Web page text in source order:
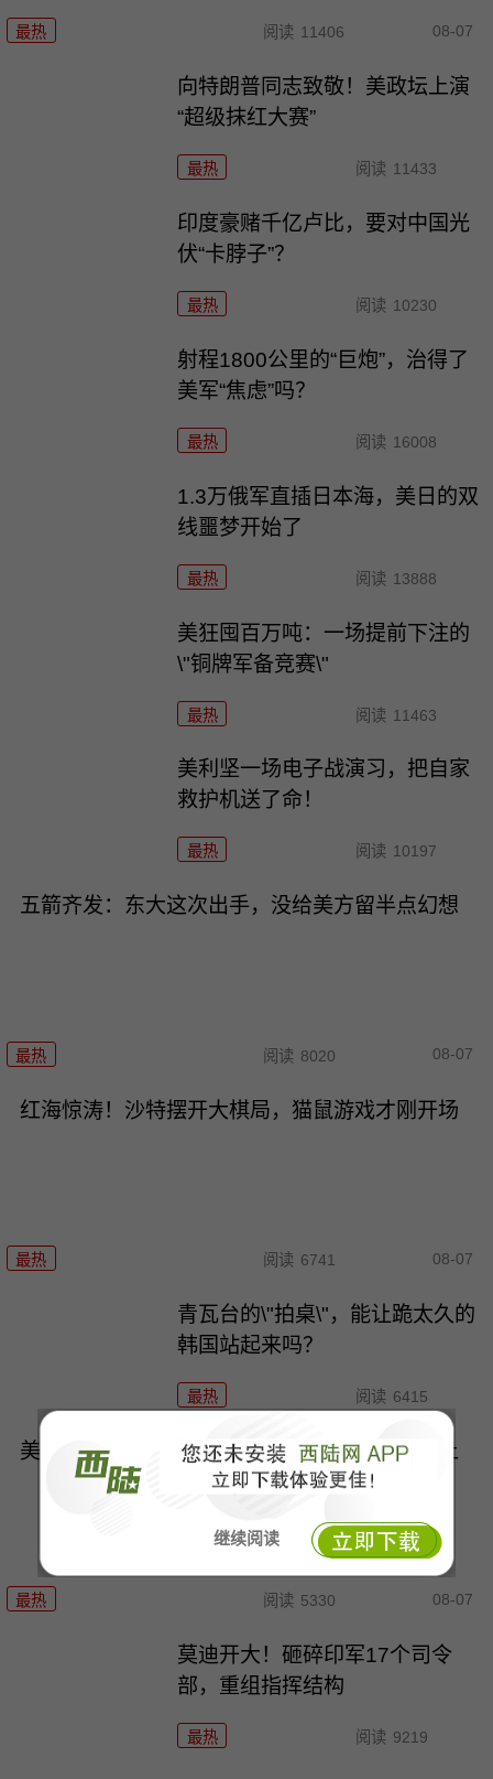
继续阅读
最热 阅读 11406 08-07
向特朗普同志致敬！美政坛上演
“超级抹红大赛”
最热 阅读 11433
印度豪赌千亿卢比，要对中国光
伏“卡脖子”？
最热 阅读 10230
射程1800公里的“巨炮”，治得了
美军“焦虑”吗？
最热 阅读 16008
1.3万俄军直插日本海，美日的双
线噩梦开始了
最热 阅读 13888
美狂囤百万吨：一场提前下注的
\"铜牌军备竞赛\"
最热 阅读 11463
美利坚一场电子战演习，把自家
救护机送了命！
最热 阅读 10197
五箭齐发：东大这次出手，没给美方留半点幻想
最热 阅读 8020 08-07
红海惊涛！沙特摆开大棋局，猫鼠游戏才刚开场
最热 阅读 6741 08-07
青瓦台的\"拍桌\"，能让跪太久的
韩国站起来吗？
最热 阅读 6415
美空管漏洞再暴露！特朗普专机差点与客机撞上
最热 阅读 5330 08-07
莫迪开大！砸碎印军17个司令
部，重组指挥结构
最热 阅读 9219